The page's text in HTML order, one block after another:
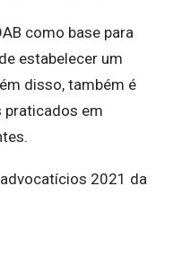
como base para
estabelecer um
disso, também é
praticados em
2021 da